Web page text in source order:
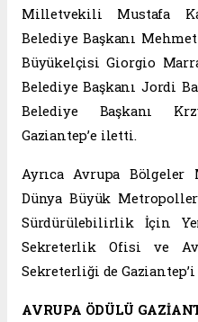
Milletvekili Mustafa
Belediye Başkanı
Büyükelçisi Giorgio
Belediye Başkanı Jordi
Belediye Başkanı
Gaziantep’e iletti.
Ayrıca Avrupa Bölgeler
Dünya Büyük
Sürdürülebilirlik İçin
Sekreterlik Ofisi ve
Sekreterliği de
AVRUPA ÖDÜLÜ